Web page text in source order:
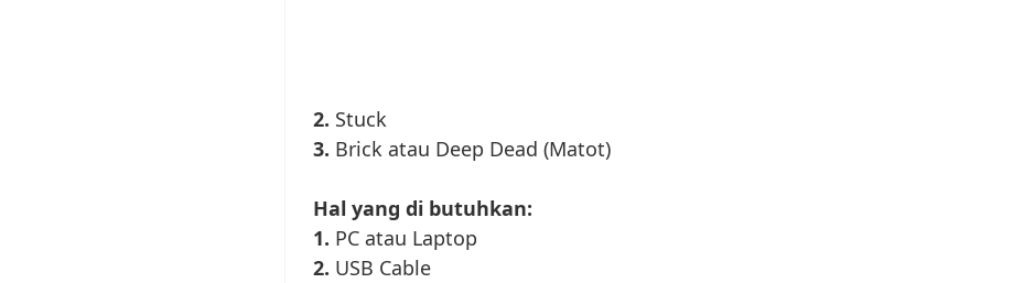
2. Stuck
3. Brick atau Deep Dead (Matot)
Hal yang di butuhkan:
1. PC atau Laptop
2. USB Cable